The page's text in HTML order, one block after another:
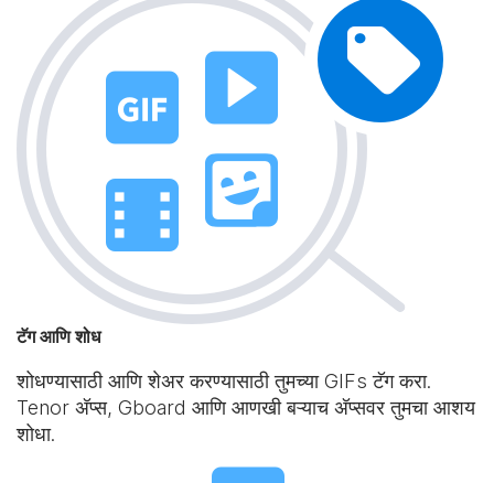
टॅग आणि शोध
शोधण्यासाठी आणि शेअर करण्यासाठी तुमच्या GIFs टॅग करा.
Tenor अ‍ॅप्स, Gboard आणि आणखी बऱ्याच अ‍ॅप्सवर तुमचा आशय
शोधा.